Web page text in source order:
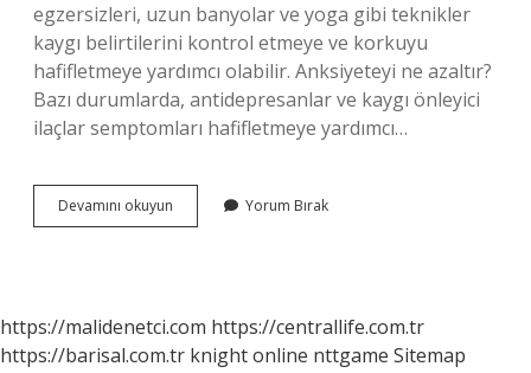
egzersizleri, uzun banyolar ve yoga gibi teknikler
kaygı belirtilerini kontrol etmeye ve korkuyu
hafifletmeye yardımcı olabilir. Anksiyeteyi ne azaltır?
Bazı durumlarda, antidepresanlar ve kaygı önleyici
ilaçlar semptomları hafifletmeye yardımcı…
Devamını okuyun Anksiyete
Bozukluğu
Yorum Bırak
https://malidenetci.com https://centrallife.com.tr
https://barisal.com.tr knight online nttgame Sitemap